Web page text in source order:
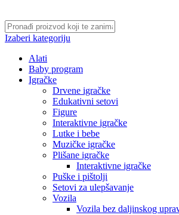
Izaberi kategoriju
Alati
Baby program
Igračke
Drvene igračke
Edukativni setovi
Figure
Interaktivne igračke
Lutke i bebe
Muzičke igračke
Plišane igračke
Interaktivne igračke
Puške i pištolji
Setovi za ulepšavanje
Vozila
Vozila bez daljinskog